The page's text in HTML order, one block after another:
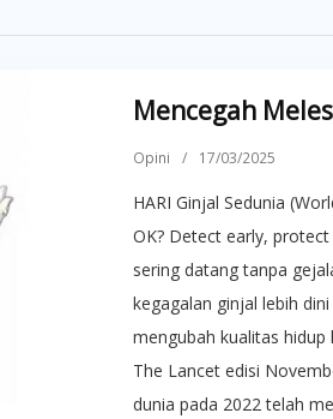
Mencegah
Opini / 17/03/2025
HARI Ginjal Sedunia
OK? Detect early,
sering datang tanpa
kegagalan ginjal lebih
mengubah kualitas hidup
The Lancet edisi
dunia pada 2022 telah